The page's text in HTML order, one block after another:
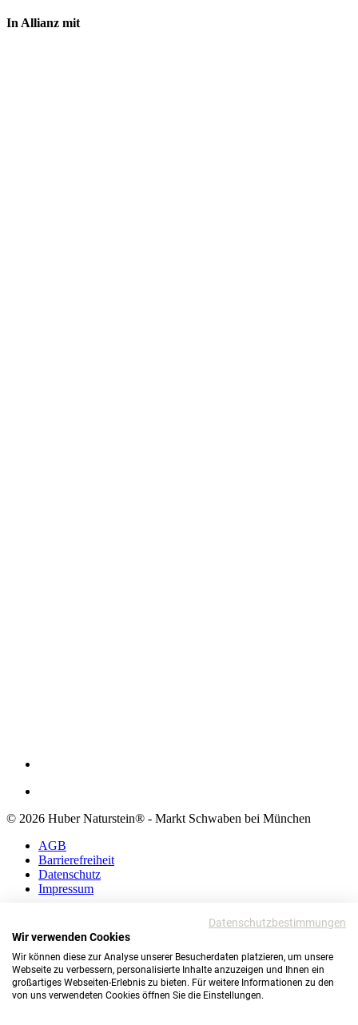
In Allianz mit
© 2026 Huber Naturstein® - Markt Schwaben bei München
AGB
Barrierefreiheit
Datenschutz
Impressum
Barrierefreiheit
Datenschutz
Impressum
© 2026 Huber Naturstein®
Markt Schwaben bei München
Datenschutzbestimmungen
Wir verwenden Cookies
Wir können diese zur Analyse unserer Besucherdaten platzieren, um unsere
Webseite zu verbessern, personalisierte Inhalte anzuzeigen und Ihnen ein
großartiges Webseiten-Erlebnis zu bieten. Für weitere Informationen zu den
von uns verwendeten Cookies öffnen Sie die Einstellungen.